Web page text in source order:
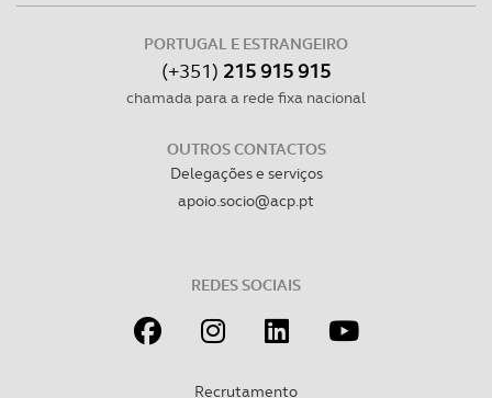
PORTUGAL E ESTRANGEIRO
(+351) 215 915 915
chamada para a rede fixa nacional
OUTROS CONTACTOS
Delegações e serviços
apoio.socio@acp.pt
REDES SOCIAIS
Recrutamento